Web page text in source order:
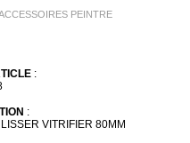
PEINTRE
:
:
VITRIFIER 80MM